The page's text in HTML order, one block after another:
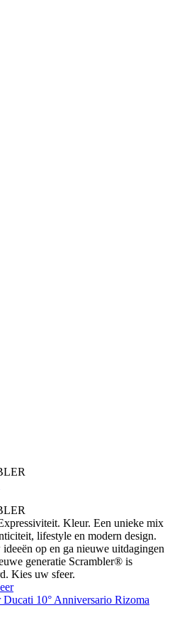
Kleur. Een unieke mix
lifestyle en modern design.
ideeën op en ga nieuwe uitdagingen
generatie Scrambler® is
Kies uw sfeer.
Ducati 10° Anniversario Rizoma